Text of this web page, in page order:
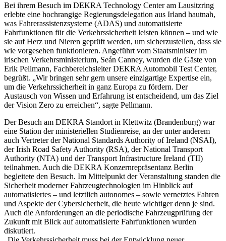
Bei ihrem Besuch im DEKRA Technology Center am Lausitzring
erlebte eine hochrangige Regierungsdelegation aus Irland hautnah,
was Fahrerassistenzsysteme (ADAS) und automatisierte
Fahrfunktionen für die Verkehrssicherheit leisten können – und wie
sie auf Herz und Nieren geprüft werden, um sicherzustellen, dass sie
wie vorgesehen funktionieren. Angeführt vom Staatsminister im
irischen Verkehrsministerium, Seán Canney, wurden die Gäste von
Erik Pellmann, Fachbereichsleiter DEKRA Automobil Test Center,
begrüßt. „Wir bringen sehr gern unsere einzigartige Expertise ein,
um die Verkehrssicherheit in ganz Europa zu fördern. Der
Austausch von Wissen und Erfahrung ist entscheidend, um das Ziel
der Vision Zero zu erreichen“, sagte Pellmann.
Der Besuch am DEKRA Standort in Klettwitz (Brandenburg) war
eine Station der ministeriellen Studienreise, an der unter anderem
auch Vertreter der National Standards Authority of Ireland (NSAI),
der Irish Road Safety Authority (RSA), der National Transport
Authority (NTA) und der Transport Infrastructure Ireland (TII)
teilnahmen. Auch die DEKRA Konzernrepräsentanz Berlin
begleitete den Besuch. Im Mittelpunkt der Veranstaltung standen die
Sicherheit moderner Fahrzeugtechnologien im Hinblick auf
automatisiertes – und letztlich autonomes – sowie vernetztes Fahren
und Aspekte der Cybersicherheit, die heute wichtiger denn je sind.
Auch die Anforderungen an die periodische Fahrzeugprüfung der
Zukunft mit Blick auf automatisierte Fahrfunktionen wurden
diskutiert.